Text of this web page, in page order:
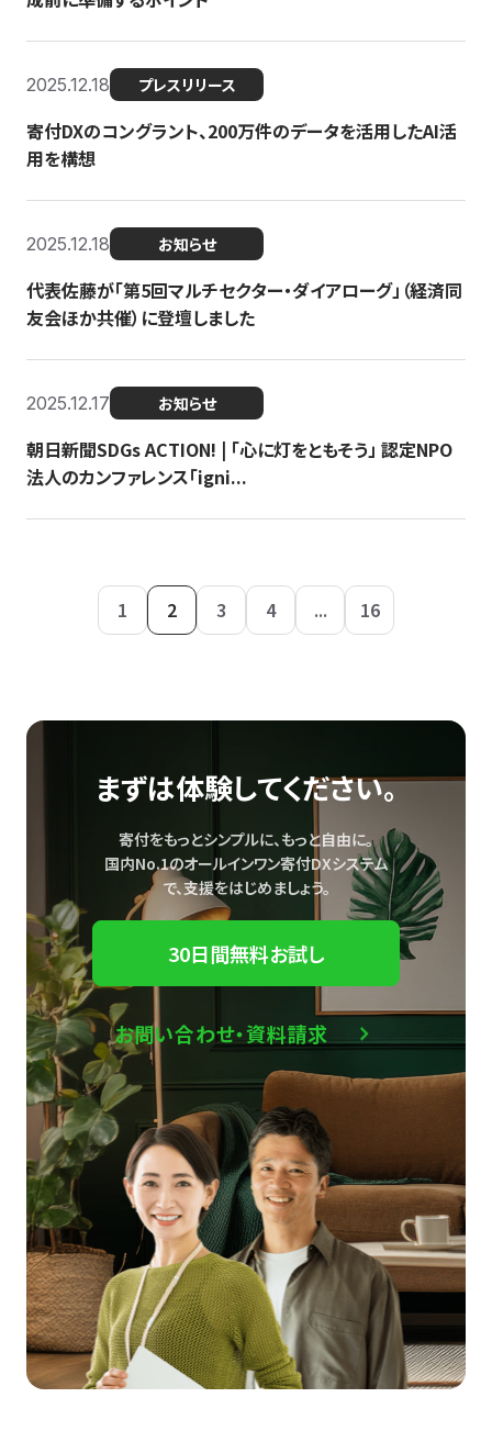
2025.12.18 プレスリリース
寄付DXのコングラント、200万件のデータを活用したAI活
用を構想
2025.12.18 お知らせ
代表佐藤が「第5回マルチセクター・ダイアローグ」（経済同
友会ほか共催）に登壇しました
2025.12.17 お知らせ
朝日新聞SDGs ACTION! | 「心に灯をともそう」 認定NPO
法人のカンファレンス「igni...
1 2 3 4 ... 16
まずは体験してください。
寄付をもっとシンプルに、もっと自由に。
国内No.1のオールインワン寄付DXシステム
で、支援をはじめましょう。
30日間無料お試し
お問い合わせ・資料請求